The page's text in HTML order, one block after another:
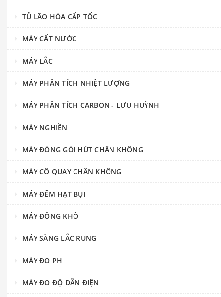
TỦ LÃO HÓA CẤP TỐC
MÁY CẤT NƯỚC
MÁY LẮC
MÁY PHÂN TÍCH NHIỆT LƯỢNG
MÁY PHÂN TÍCH CARBON - LƯU HUỲNH
MÁY NGHIỀN
MÁY ĐÓNG GÓI HÚT CHÂN KHÔNG
MÁY CÔ QUAY CHÂN KHÔNG
MÁY ĐẾM HẠT BỤI
MÁY ĐÔNG KHÔ
MÁY SÀNG LẮC RUNG
MÁY ĐO PH
MÁY ĐO ĐỘ DẪN ĐIỆN